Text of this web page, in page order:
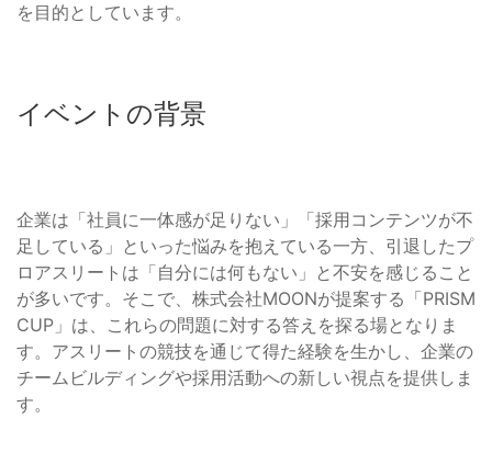
を目的としています。
イベントの背景
企業は「社員に一体感が足りない」「採用コンテンツが不
足している」といった悩みを抱えている一方、引退したプ
ロアスリートは「自分には何もない」と不安を感じること
が多いです。そこで、株式会社MOONが提案する「PRISM
CUP」は、これらの問題に対する答えを探る場となりま
す。アスリートの競技を通じて得た経験を生かし、企業の
チームビルディングや採用活動への新しい視点を提供しま
す。